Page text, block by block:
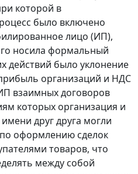
которой в
было включено
лицо (ИП),
носила формальный
действий было уклонение
организаций и НДС
взаимных договоров
которых организация и
друг друга могли
оформлению сделок
товаров, что
между собой